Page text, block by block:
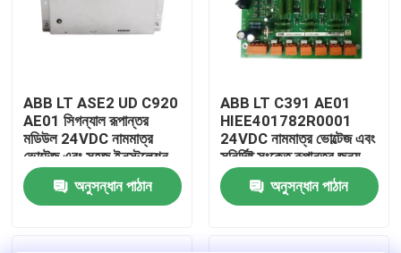
আমাদের সম্পর্কে
কারখানা ভ্রমণ
মান নিয়ন্ত্রণ
আমাদের সাথে যোগাযোগ
ABB LT ASE2 UD C920
AE01 সিগন্যাল রূপান্তর
মডিউল 24VDC নামমাত্র
ভোল্টেজ এবং সহজ ইনস্টলেশন
জন্য স্থিতিশীল শক্তি ইন্টারফেস
সঙ্গে
অনুসন্ধান পাঠান
ABB LT C391 AE01
HIEE401782R0001
24VDC নামমাত্র ভোল্টেজ এবং
সুনির্দিষ্ট সংকেত রূপান্তর জন্য
টেকসই শিল্প অংশ সঙ্গে সংকেত
রূপান্তর মডিউলঅনুসন্ধান পাঠান